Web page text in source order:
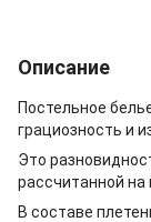
Описание
Постельное
грациозность и
Это
рассчитанной
В составе